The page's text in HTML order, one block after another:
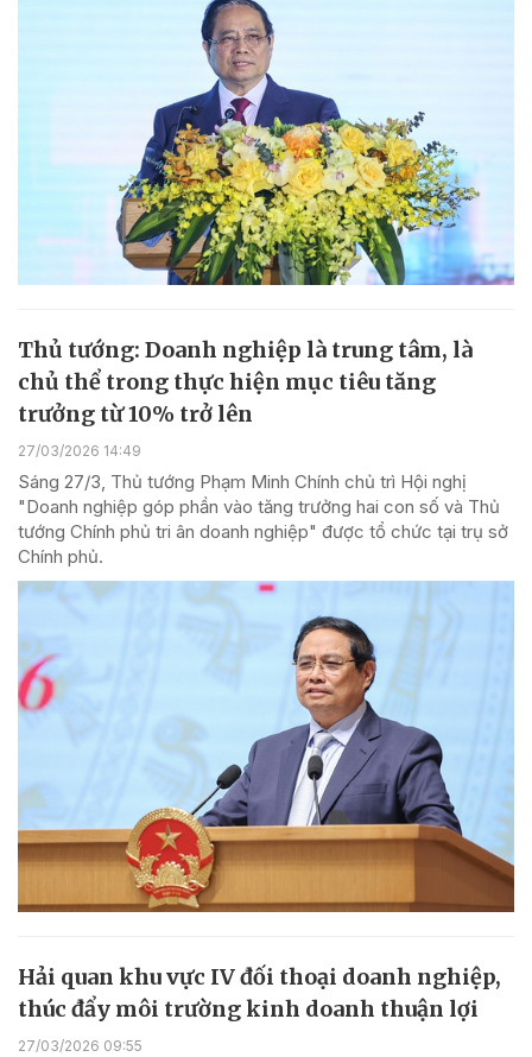
Thủ tướng: Doanh nghiệp là trung tâm, là
chủ thể trong thực hiện mục tiêu tăng
trưởng từ 10% trở lên
27/03/2026 14:49
Sáng 27/3, Thủ tướng Phạm Minh Chính chủ trì Hội nghị
"Doanh nghiệp góp phần vào tăng trưởng hai con số và Thủ
tướng Chính phủ tri ân doanh nghiệp" được tổ chức tại trụ sở
Chính phủ.
Hải quan khu vực IV đối thoại doanh nghiệp,
thúc đẩy môi trường kinh doanh thuận lợi
27/03/2026 09:55